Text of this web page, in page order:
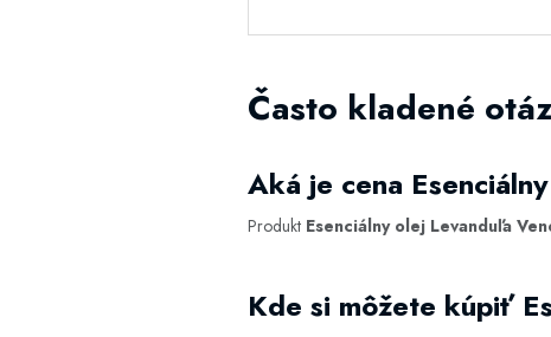
Často kladené
Aká je cena
Produkt Esenciálny olej Levanduľa
Kde si môžete kúpiť